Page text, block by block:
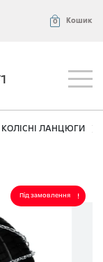
0 Кошик
КОЛІСНІ ЛАНЦЮГИ ❯
Під замовлення